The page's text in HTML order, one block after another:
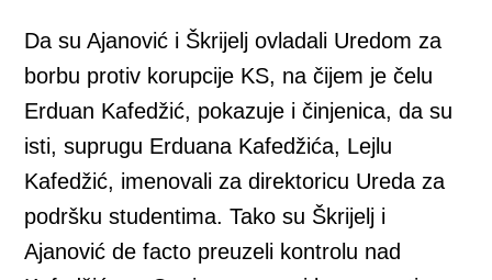
Da su Ajanović i Škrijelj ovladali Uredom za
borbu protiv korupcije KS, na čijem je čelu
Erduan Kafedžić, pokazuje i činjenica, da su
isti, suprugu Erduana Kafedžića, Lejlu
Kafedžić, imenovali za direktoricu Ureda za
podršku studentima. Tako su Škrijelj i
Ajanović de facto preuzeli kontrolu nad